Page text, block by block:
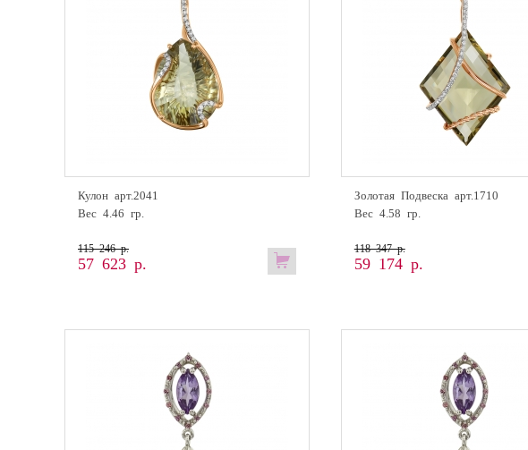
Кулон арт.2041
Вес 4.46 гр.
57 623 р.
115 246 р.
Золотая Подвеска арт.1710
Вес 4.58 гр.
59 174 р.
118 347 р.